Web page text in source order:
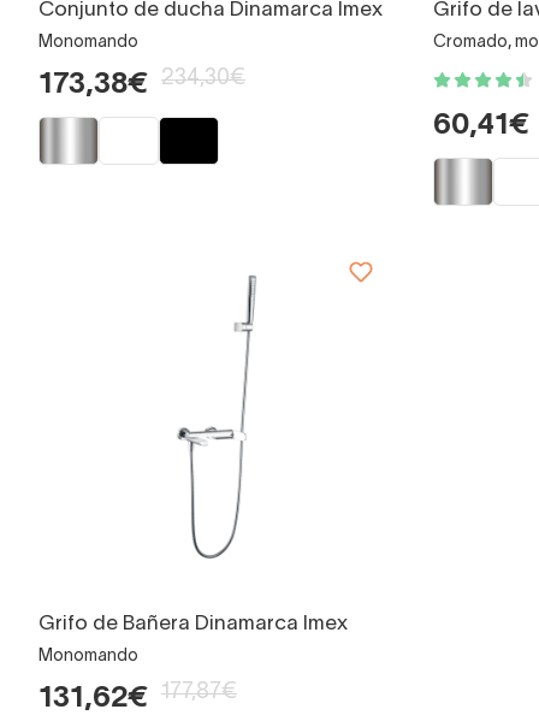
Conjunto de ducha Dinamarca Imex
Monomando
173,38€ 234,30€
Grifo de
Cromado,
60,41€
Grifo de Bañera Dinamarca Imex
Monomando
131,62€ 177,87€